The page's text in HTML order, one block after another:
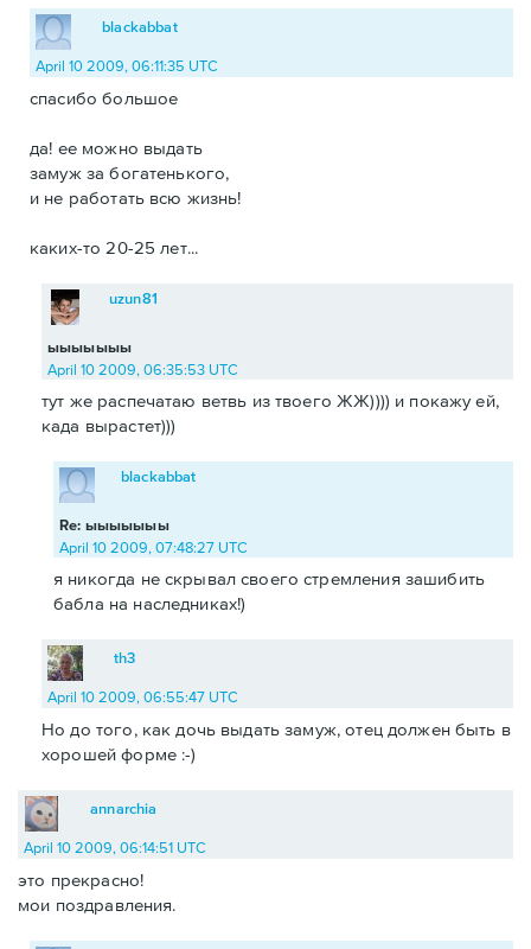
blackabbat
April 10 2009, 06:11:35 UTC
спасибо большое
да! ее можно выдать
замуж за богатенького,
и не работать всю жизнь!
каких-то 20-25 лет...
ыыыыыыы
uzun81
April 10 2009, 06:35:53 UTC
тут же распечатаю ветвь из твоего ЖЖ)))) и покажу ей,
када вырастет)))
Re: ыыыыыыы
blackabbat
April 10 2009, 07:48:27 UTC
я никогда не скрывал своего стремления зашибить
бабла на наследниках!)
th3
April 10 2009, 06:55:47 UTC
Но до того, как дочь выдать замуж, отец должен быть в
хорошей форме :-)
annarchia
April 10 2009, 06:14:51 UTC
это прекрасно!
мои поздравления.